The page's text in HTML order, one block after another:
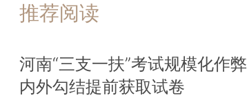
推荐阅读
河南“三支一扶”考试规模化作弊
内外勾结提前获取试卷